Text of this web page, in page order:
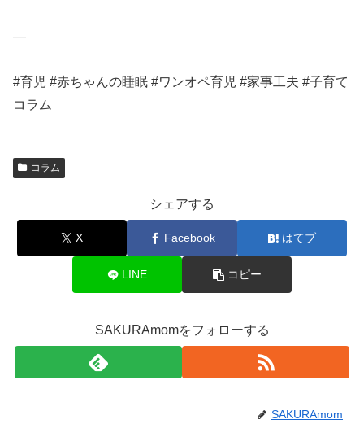
—
#育児 #赤ちゃんの睡眠 #ワンオペ育児 #家事工夫 #子育て
コラム
コラム
シェアする
X Facebook はてブ
LINE コピー
SAKURAmomをフォローする
SAKURAmom